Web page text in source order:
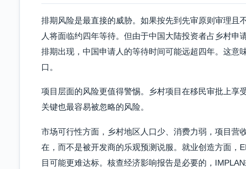
排期风险是最直接的威胁。如果按先到先审原则审理且
人将面临约四年等待。但由于中国大陆投资者占乡村申
排期出现，中国申请人的等待时间可能远超四年。这意
口。
项目层面的风险更值得警惕。乡村项目在移民审批上享
关键也最容易被忽略的风险。
市场可行性方面，乡村地区人口少、消费力弱，项目营
在，而不是被开发商的乐观预测说服。就业创造方面，
目可能更难达标。核查经济影响报告是必要的，